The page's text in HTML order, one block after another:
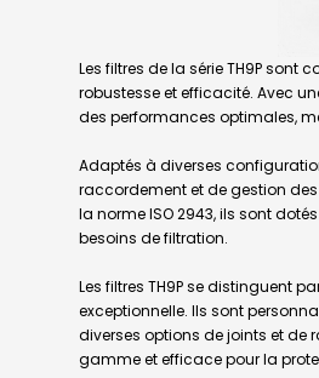
Les filtres de la série TH9P
robustesse et efficacité. Avec
des performances optimales,
Adaptés à diverses
raccordement et de gestion
la norme ISO 2943, ils sont
besoins de filtration.
Les filtres TH9P se distinguent
exceptionnelle. Ils sont
diverses options de joints et
gamme et efficace pour la